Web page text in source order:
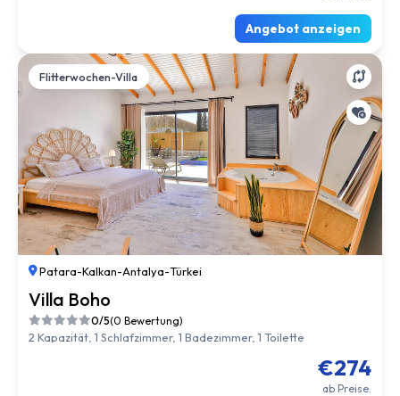
Angebot anzeigen
Flitterwochen-Villa
Patara-Kalkan-Antalya-Türkei
Villa Boho
0/5(0 Bewertung)
2 Kapazität, 1 Schlafzimmer, 1 Badezimmer, 1 Toilette
€274
ab Preise.